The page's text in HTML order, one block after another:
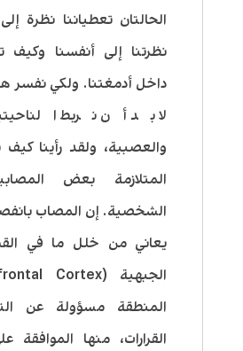
الحالتان تعطياننا نظرة
نظرتنا إلى أنفسنا وكيف
داخل أدمغتنا. ولكي نفسر
لا بد أن نربط
والعصبية، ولقد رأينا
المتلازمة بعض
الشخصية. إن المصاب
يعاني من خلل ما في
المنطقة مسؤولة عن
القرارات، منها الموافقة